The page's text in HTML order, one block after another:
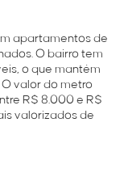
apartamentos de
O bairro tem
o que mantém
valor do metro
R$ 8.000 e R$
valorizados de